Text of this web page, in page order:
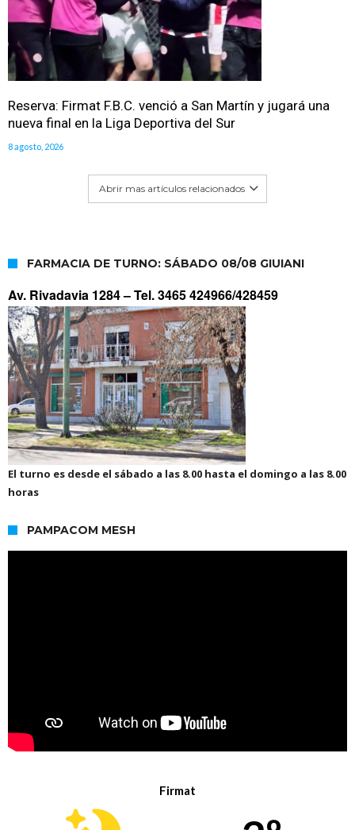
Reserva: Firmat F.B.C. venció a San Martín y jugará una
nueva final en la Liga Deportiva del Sur
8 agosto, 2026
Abrir mas artículos relacionados
FARMACIA DE TURNO: SÁBADO 08/08 GIUIANI
Av. Rivadavia 1284 –Tel. 3465 424966/428459
El turno es desde el sábado a las 8.00 hasta el domingo a las 8.00
horas
PAMPACOM MESH
Firmat